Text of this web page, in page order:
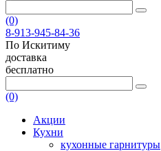
(0)
8-913-945-84-36
По Искитиму
доставка
бесплатно
(0)
Акции
Кухни
кухонные гарнитуры